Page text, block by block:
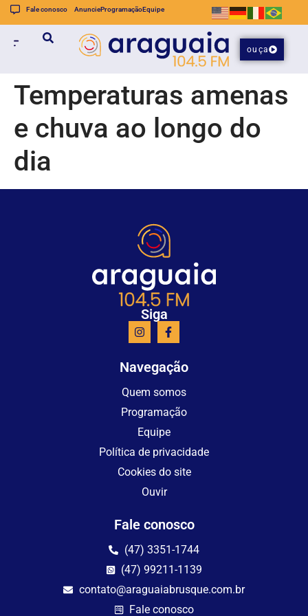
Fale conosco AnuncieProgramaçãoEquipe
ouça
Temperaturas amenas
e chuva ao longo do
dia
Siga
Navegação
Quem somos
Programação
Equipe
Política de privacidade
Cookies do site
Ouvir
Fale conosco
(47) 3351-1744
(47) 99211-1139
contato@araguaiabrusque.com.br
Fale conosco